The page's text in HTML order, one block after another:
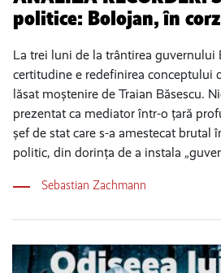
politice: Bolojan, în
La trei luni de la trântirea guvernului
certitudine e redefinirea conceptului
lăsat moștenire de Traian Băsescu.
prezentat ca mediator într-o țară
șef de stat care s-a amestecat brutal
politic, din dorința de a instala
Sebastian Zachmann